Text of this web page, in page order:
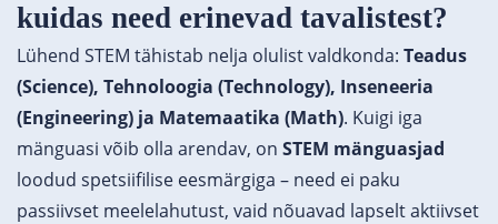
kuidas need erinevad tavalistest?
Lühend STEM tähistab nelja olulist valdkonda: Teadus
(Science), Tehnoloogia (Technology), Inseneeria
(Engineering) ja Matemaatika (Math). Kuigi iga
mänguasi võib olla arendav, on STEM mänguasjad
loodud spetsiifilise eesmärgiga – need ei paku
passiivset meelelahutust, vaid nõuavad lapselt aktiivset